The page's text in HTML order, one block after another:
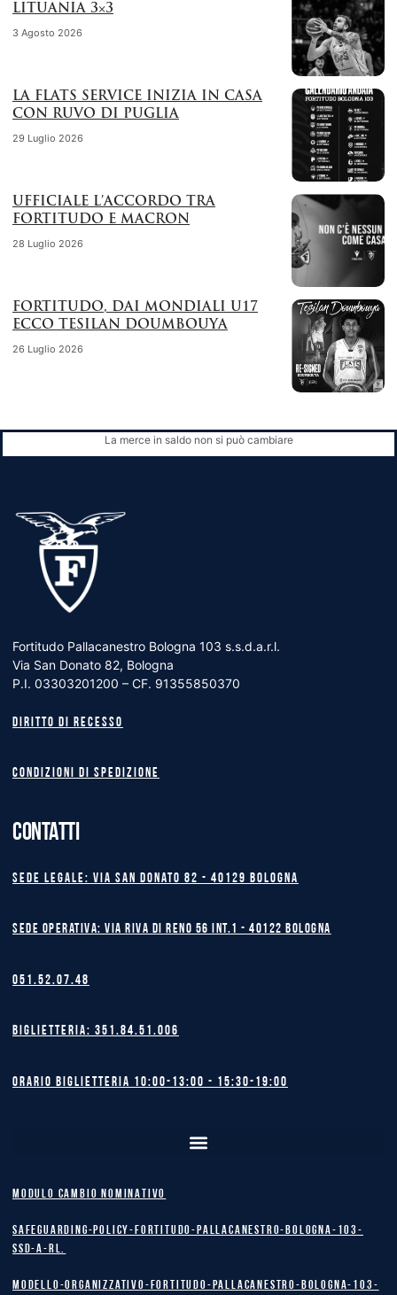
LITUANIA 3×3
3 Agosto 2026
LA FLATS SERVICE INIZIA IN CASA
CON RUVO DI PUGLIA
29 Luglio 2026
UFFICIALE L’ACCORDO TRA
FORTITUDO E MACRON
28 Luglio 2026
FORTITUDO, DAI MONDIALI U17
ECCO TESILAN DOUMBOUYA
26 Luglio 2026
La merce in saldo non si può cambiare
Fortitudo Pallacanestro Bologna 103 s.s.d.a.r.l.
Via San Donato 82, Bologna
P.I. 03303201200 – CF. 91355850370
Diritto di recesso
Condizioni di spedizione
CONTATTI
Sede legale: Via San Donato 82 - 40129 BOLOGNA
Sede operativa: Via Riva di Reno 56 int.1 - 40122 BOLOGNA
051.52.07.48
Biglietteria: 351.84.51.006
Orario biglietteria 10:00-13:00 - 15:30-19:00
MODULO CAMBIO NOMINATIVO
safeguarding-policy-Fortitudo-Pallacanestro-Bologna-103-
SSD-A-RL.
Modello-Organizzativo-Fortitudo-Pallacanestro-Bologna-103-